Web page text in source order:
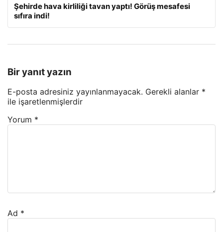
Şehirde hava kirliliği tavan yaptı! Görüş mesafesi
sıfıra indi!
Bir yanıt yazın
E-posta adresiniz yayınlanmayacak. Gerekli alanlar *
ile işaretlenmişlerdir
Yorum *
Ad *